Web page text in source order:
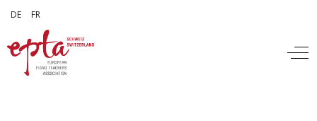
Sprache auswählen
DE FR
Off-